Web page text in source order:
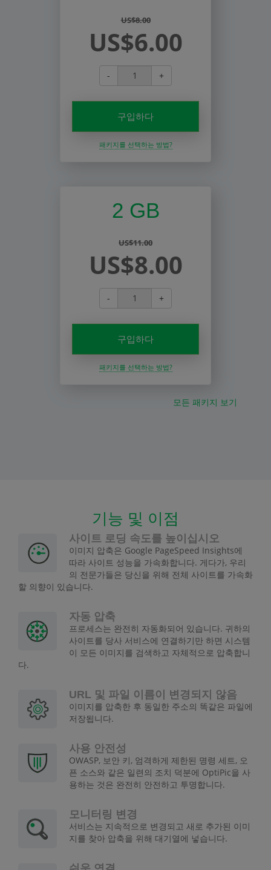
US$8.00
US$6.00
- +
구입하다
패키지를 선택하는 방법?
2 GB
US$11.00
US$8.00
- +
구입하다
패키지를 선택하는 방법?
모든 패키지 보기
기능 및 이점
사이트 로딩 속도를 높이십시오
이미지 압축은 Google PageSpeed Insights에
따라 사이트 성능을 가속화합니다. 게다가, 우리
의 전문가들은 당신을 위해 전체 사이트를 가속화
할 의향이 있습니다.
자동 압축
프로세스는 완전히 자동화되어 있습니다. 귀하의
사이트를 당사 서비스에 연결하기만 하면 시스템
이 모든 이미지를 검색하고 자체적으로 압축합니
다.
URL 및 파일 이름이 변경되지 않음
이미지를 압축한 후 동일한 주소의 똑같은 파일에
저장됩니다.
사용 안전성
OWASP, 보안 키, 엄격하게 제한된 명령 세트, 오
픈 소스와 같은 일련의 조치 덕분에 OptiPic을 사
용하는 것은 완전히 안전하고 투명합니다.
모니터링 변경
서비스는 지속적으로 변경되고 새로 추가된 이미
지를 찾아 압축을 위해 대기열에 넣습니다.